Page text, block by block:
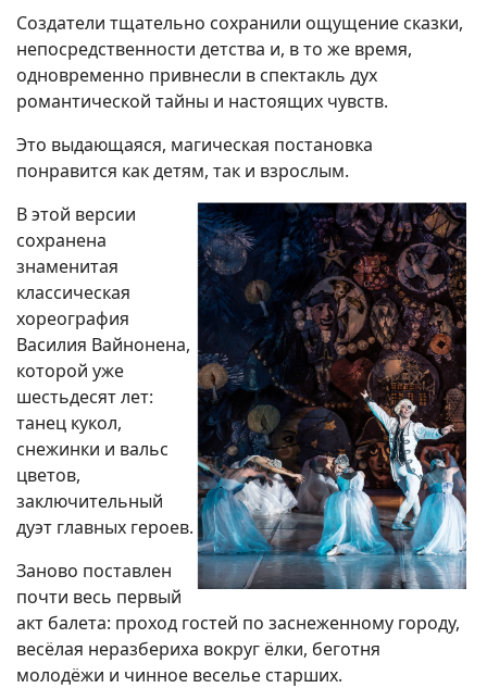
Создатели тщательно сохранили ощущение сказки,
непосредственности детства и, в то же время,
одновременно привнесли в спектакль дух
романтической тайны и настоящих чувств.
Это выдающаяся, магическая постановка
понравится как детям, так и взрослым.
В этой версии
сохранена
знаменитая
классическая
хореография
Василия Вайнонена,
которой уже
шестьдесят лет:
танец кукол,
снежинки и вальс
цветов,
заключительный
дуэт главных героев.
Заново поставлен
почти весь первый
акт балета: проход гостей по заснеженному городу,
весёлая неразбериха вокруг ёлки, беготня
молодёжи и чинное веселье старших.